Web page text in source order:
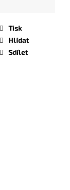
Tisk
Hlídat
Sdílet